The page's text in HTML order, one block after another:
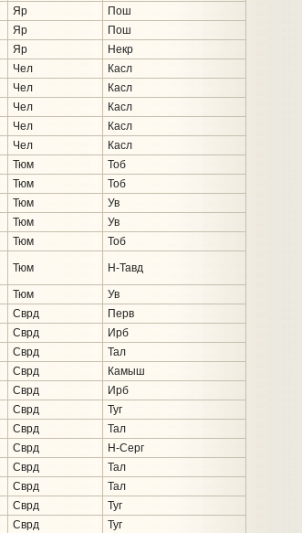
Яр
Пош
Яр
Пош
Яр
Некр
Чел
Касл
Чел
Касл
Чел
Касл
Чел
Касл
Чел
Касл
Тюм
Тоб
Тюм
Тоб
Тюм
Ув
Тюм
Ув
Тюм Тоб
Тюм Н-Тавд
Тюм
Ув
Сврд
Перв
Сврд
Ирб
Сврд
Тал
Сврд
Камыш
Сврд
Ирб
Сврд
Туг
Сврд
Тал
Сврд
Н-Серг
Сврд
Тал
Сврд
Тал
Сврд
Туг
Сврд
Туг